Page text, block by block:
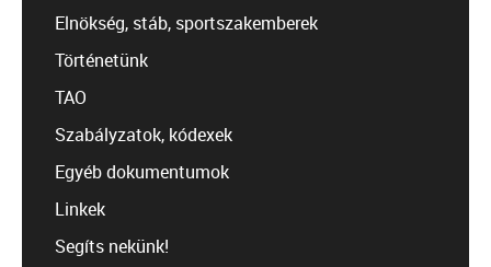
Elnökség, stáb, sportszakemberek
Történetünk
TAO
Szabályzatok, kódexek
Egyéb dokumentumok
Linkek
Segíts nekünk!